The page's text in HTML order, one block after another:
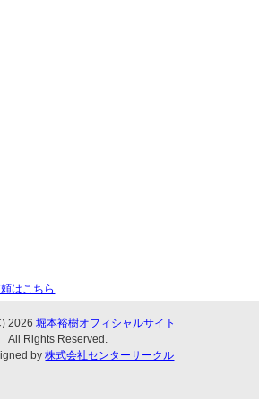
はこちら
2026堀本裕樹オフィシャルサイト
All Rights Reserved.
by株式会社センターサークル